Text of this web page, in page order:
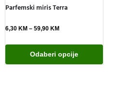
Parfemski miris Terra
6,30 KM – 59,90 KM
Odaberi opcije